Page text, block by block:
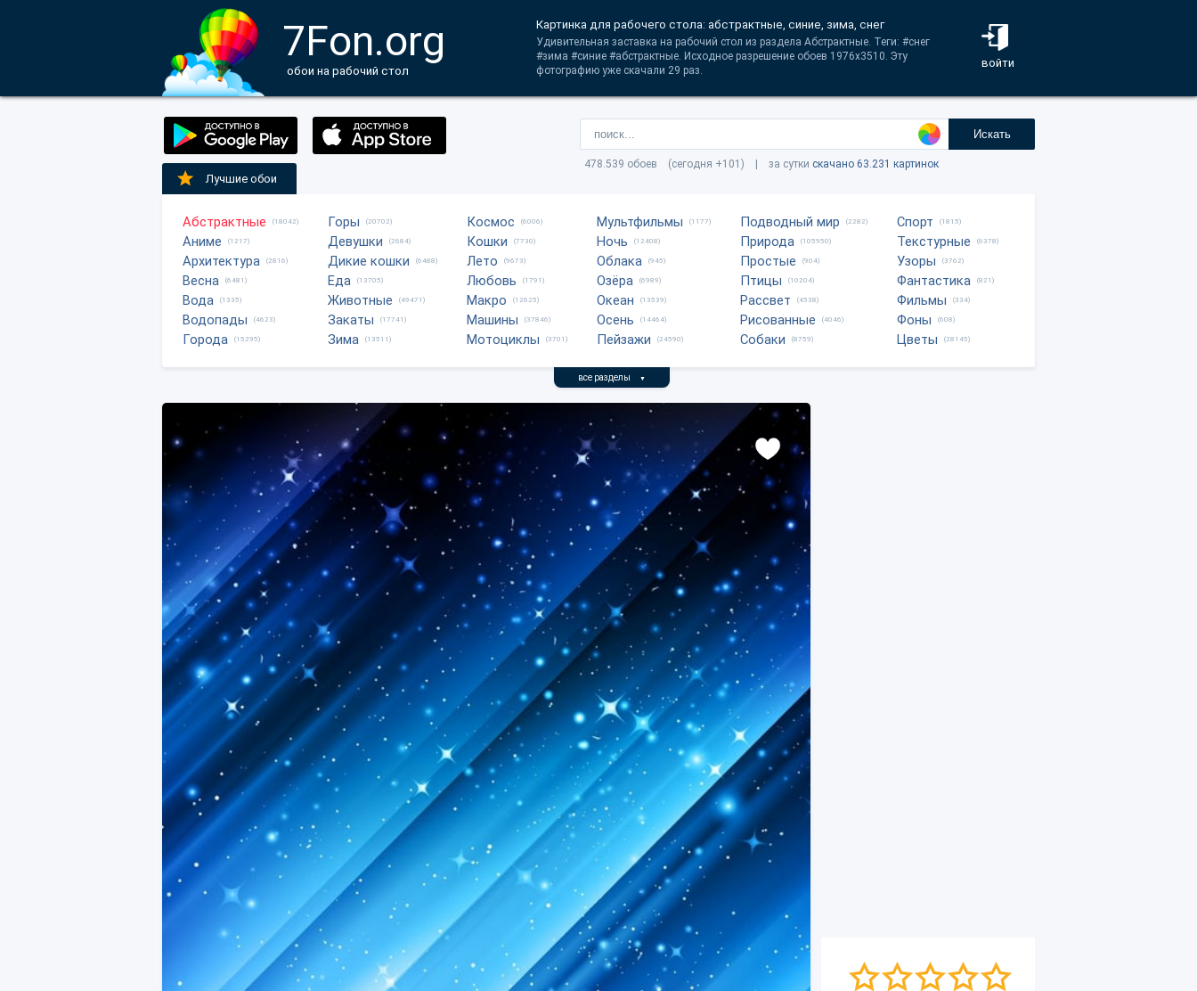
7Fon.org
обои на рабочий стол
войти
Картинка для рабочего стола: абстрактные, синие, зима, снег
Удивительная заставка на рабочий стол из раздела Абстрактные. Теги: #снег
#зима #синие #абстрактные. Исходное разрешение обоев 1976x3510. Эту
фотографию уже скачали 29 раз.
Искать
478.539 обоев (сегодня +101) | за сутки скачано 63.231 картинок
Лучшие обои
Абстрактные (18042)
Аниме (1217)
Архитектура (2816)
Весна (6481)
Вода (1335)
Водопады (4623)
Города (15295)
Горы (20702)
Девушки (2684)
Дикие кошки (6488)
Еда (13705)
Животные (49471)
Закаты (17741)
Зима (13511)
Космос (6006)
Кошки (7730)
Лето (9673)
Любовь (1791)
Макро (12625)
Машины (37846)
Мотоциклы (3701)
Мультфильмы (1177)
Ночь (12408)
Облака (945)
Озёра (6989)
Океан (13539)
Осень (14464)
Пейзажи (24590)
Подводный мир (2282)
Природа (105950)
Простые (904)
Птицы (10204)
Рассвет (4538)
Рисованные (4046)
Собаки (8759)
Спорт (1815)
Текстурные (6378)
Узоры (3762)
Фантастика (821)
Фильмы (334)
Фоны (608)
Цветы (28145)
все разделы ▼